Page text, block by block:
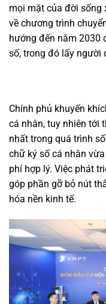
mọi mặt của đời sống
về chương trình
hướng đến năm 2030
số, trong đó lấy người
Chính phủ khuyến
cá nhân, tuy nhiên tới
nhất trong quá trình
chữ ký số cá nhân
phí hợp lý. Việc phát
góp phần gỡ bỏ nút
hóa nền kinh tế.